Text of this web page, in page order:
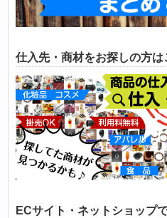
仕入先・商材をお探しの方
ECサイト・ネットショップ